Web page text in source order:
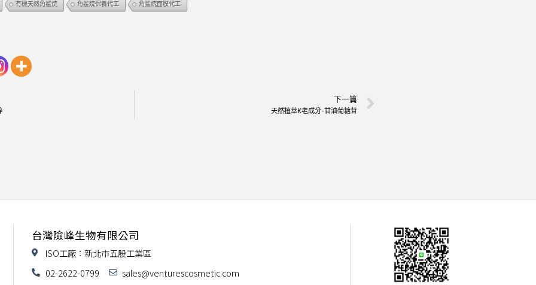
有機天然角鲨烷 角鲨烷保養代工 角鲨烷面膜代工
下一篇
天然植萃K老成分-甘油葡糖苷
台灣險峰生物有限公司
ISO工廠：新北市五股工業區
02-2622-0799
sales@venturescosmetic.com